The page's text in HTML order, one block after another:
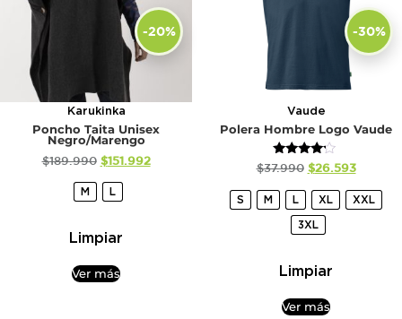
-20%
Karukinka
Poncho Taita Unisex
Negro/Marengo
$189.990 $151.992
M L
Limpiar
Ver más
-30%
Vaude
Polera Hombre Logo Vaude
Valorado
con
4.00
de 5
$37.990 $26.593
S M L XL
XXL
3XL
Limpiar
Ver más